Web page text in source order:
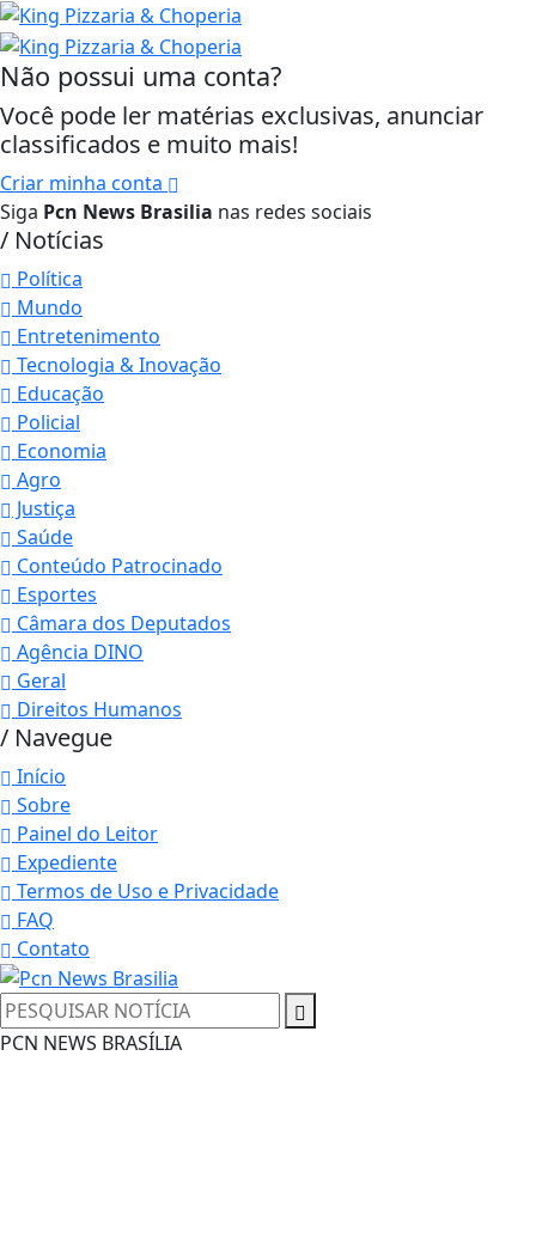
Não possui uma conta?
Você pode ler matérias exclusivas, anunciar
classificados e muito mais!
Criar minha conta
Siga Pcn News Brasilia nas redes sociais
/ Notícias
Política
Mundo
Entretenimento
Tecnologia & Inovação
Educação
Policial
Economia
Agro
Justiça
Saúde
Conteúdo Patrocinado
Esportes
Câmara dos Deputados
Agência DINO
Geral
Direitos Humanos
/ Navegue
Início
Sobre
Painel do Leitor
Expediente
Termos de Uso e Privacidade
FAQ
Contato
PCN NEWS BRASÍLIA
Termos de Uso e Privacidade
Esse site utiliza cookies para melhorar sua